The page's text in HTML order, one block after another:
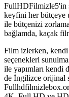
FullHDFilmizle5'in
keyfini her bütçeye
ile bütçenizi
bağlamda, kaçak
Film izlerken,
seçenekleri
ile yapımları kendi
de İngilizce orijinal